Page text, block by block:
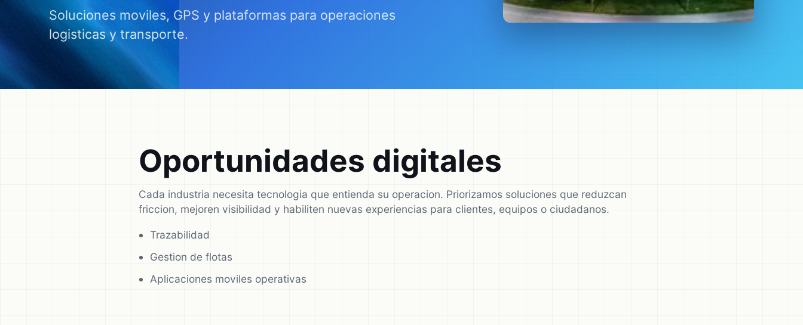
Soluciones moviles, GPS y plataformas para operaciones
logisticas y transporte.
Oportunidades digitales
Cada industria necesita tecnologia que entienda su operacion. Priorizamos soluciones que reduzcan
friccion, mejoren visibilidad y habiliten nuevas experiencias para clientes, equipos o ciudadanos.
Trazabilidad
Gestion de flotas
Aplicaciones moviles operativas